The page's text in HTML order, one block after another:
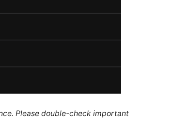
Please double-check important